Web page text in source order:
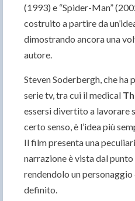
(1993) e “Spider-Man”
costruito a partire da
dimostrando ancora una
autore.
Steven Soderbergh, che ha
serie tv, tra cui il medical
essersi divertito a lavorare
certo senso, è l’idea più
Il film presenta una
narrazione è vista dal
rendendolo un
definito.